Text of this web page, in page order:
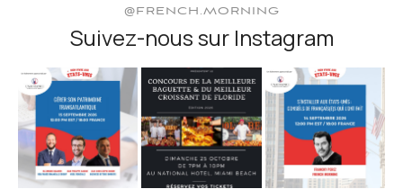
@FRENCH.MORNING
Suivez-nous sur Instagram